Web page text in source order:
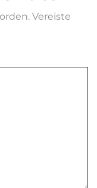
Vereiste